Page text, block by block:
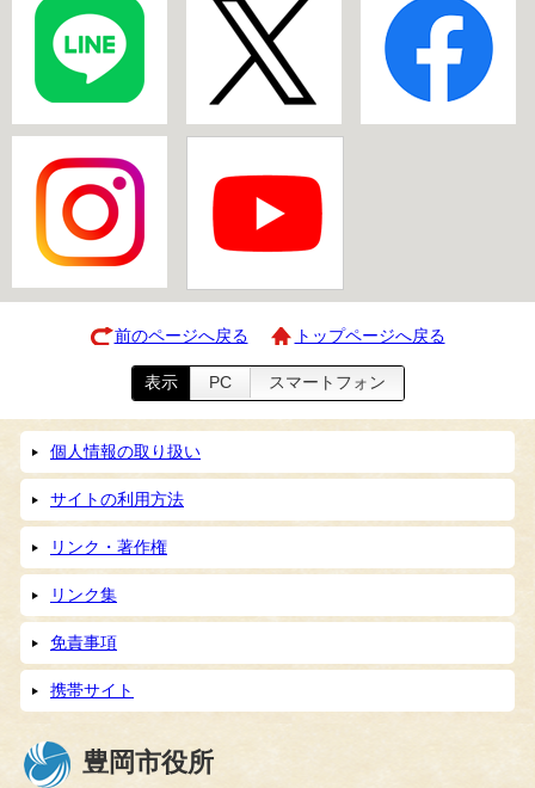
前のページへ戻る トップページへ戻る
表示 PC スマートフォン
個人情報の取り扱い
サイトの利用方法
リンク・著作権
リンク集
免責事項
携帯サイト
豊岡市役所